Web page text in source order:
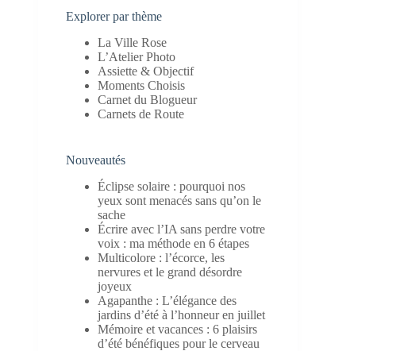
Explorer par thème
La Ville Rose
L’Atelier Photo
Assiette & Objectif
Moments Choisis
Carnet du Blogueur
Carnets de Route
Nouveautés
Éclipse solaire : pourquoi nos
yeux sont menacés sans qu’on le
sache
Écrire avec l’IA sans perdre votre
voix : ma méthode en 6 étapes
Multicolore : l’écorce, les
nervures et le grand désordre
joyeux
Agapanthe : L’élégance des
jardins d’été à l’honneur en juillet
Mémoire et vacances : 6 plaisirs
d’été bénéfiques pour le cerveau